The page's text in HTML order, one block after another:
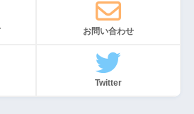
お問い合わせ
Twitter